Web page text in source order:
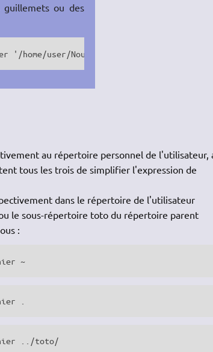
ou des
'/home/user/Nouveau NomDuFichier'
au répertoire personnel de l'utilisateur,
tous les trois de simplifier l'expression de
dans le répertoire de l'utilisateur
le sous-répertoire toto du répertoire parent
:
~
.
../toto/